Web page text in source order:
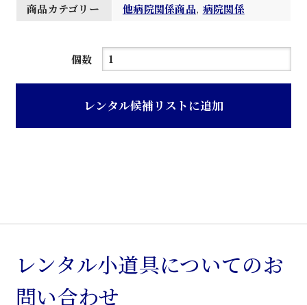
商品カテゴリー
他病院関係商品, 病院関係
個数
青
ザ
個
レンタル候補リストに追加
レンタル小道具についてのお
問い合わせ